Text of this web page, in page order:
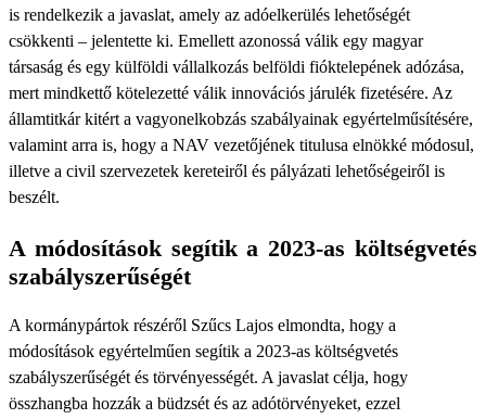
is rendelkezik a javaslat, amely az adóelkerülés lehetőségét
csökkenti – jelentette ki. Emellett azonossá válik egy magyar
társaság és egy külföldi vállalkozás belföldi fióktelepének adózása,
mert mindkettő kötelezetté válik innovációs járulék fizetésére. Az
államtitkár kitért a vagyonelkobzás szabályainak egyértelműsítésére,
valamint arra is, hogy a NAV vezetőjének titulusa elnökké módosul,
illetve a civil szervezetek kereteiről és pályázati lehetőségeiről is
beszélt.
A módosítások segítik a 2023-as költségvetés
szabályszerűségét
A kormánypártok részéről Szűcs Lajos elmondta, hogy a
módosítások egyértelműen segítik a 2023-as költségvetés
szabályszerűségét és törvényességét. A javaslat célja, hogy
összhangba hozzák a büdzsét és az adótörvényeket, ezzel